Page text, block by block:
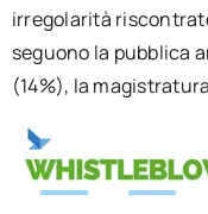
irregolarità
seguono la pubblica
(14%), la